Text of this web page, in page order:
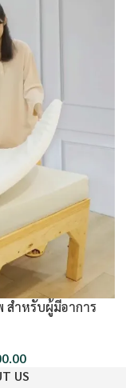
สำหรับผู้มีอาการ
US